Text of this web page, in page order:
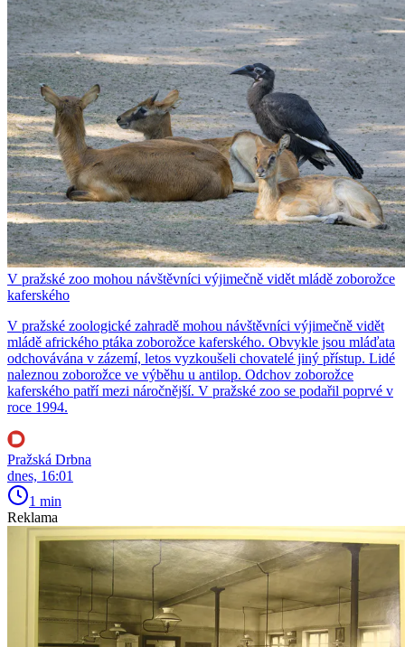
V pražské zoo mohou návštěvníci výjimečně vidět mládě zoborožce
kaferského
V pražské zoologické zahradě mohou návštěvníci výjimečně vidět
mládě afrického ptáka zoborožce kaferského. Obvykle jsou mláďata
odchovávána v zázemí, letos vyzkoušeli chovatelé jiný přístup. Lidé
naleznou zoborožce ve výběhu u antilop. Odchov zoborožce
kaferského patří mezi náročnější. V pražské zoo se podařil poprvé v
roce 1994.
Pražská Drbna
dnes, 16:01
1 min
Reklama